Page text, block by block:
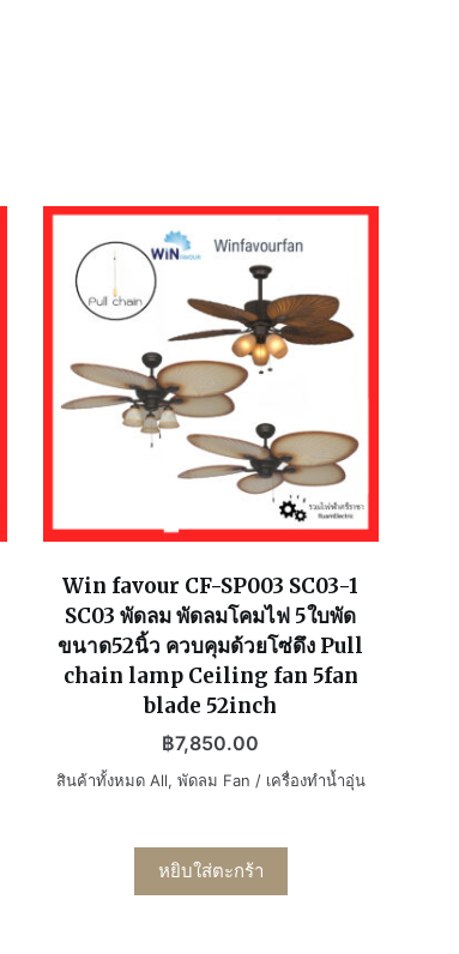
Win favour CF-SP003 SC03-1
SC03 พัดลม พัดลมโคมไฟ 5ใบพัด
ขนาด52นิ้ว ควบคุมด้วยโซ่ดึง Pull
chain lamp Ceiling fan 5fan
blade 52inch
฿7,850.00
สินค้าทั้งหมด All, พัดลม Fan / เครื่องทำน้ำอุ่น
หยิบใส่ตะกร้า